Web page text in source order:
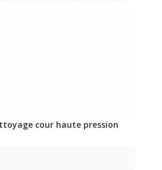
cour haute pression